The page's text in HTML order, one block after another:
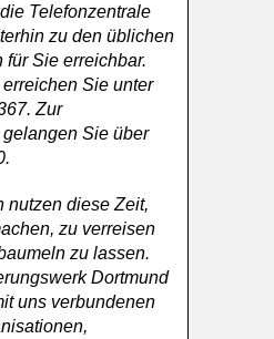
Telefonzentrale
zu den üblichen
für Sie erreichbar.
Sie unter
Zur
Sie über
nutzen diese Zeit,
zu verreisen
zu lassen.
Dortmund
uns verbundenen